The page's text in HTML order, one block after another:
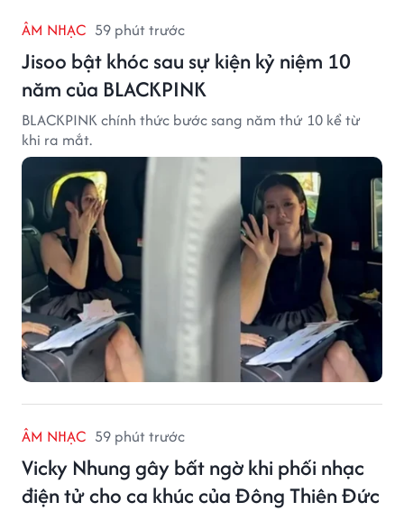
ÂM NHẠC 59 phút trước
Jisoo bật khóc sau sự kiện kỷ niệm 10
năm của BLACKPINK
BLACKPINK chính thức bước sang năm thứ 10 kể từ
khi ra mắt.
ÂM NHẠC 59 phút trước
Vicky Nhung gây bất ngờ khi phối nhạc
điện tử cho ca khúc của Đông Thiên Đức